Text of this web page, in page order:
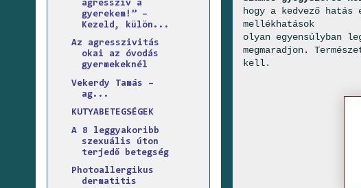
hogy a kedvező
mellékhatások
olyan egyensúlyban
megmaradjon.
kell.
agresszív a
gyerekem!” –
Kezeld, külön...
Az agresszivitás
okai az óvodás
gyermekeknél
Vekerdy Tamás –
ag...
KUTYABETEGSÉGEK
A 8 leggyakoribb
szexuális úton
terjedő betegség
Photoallergikus
dermatitis